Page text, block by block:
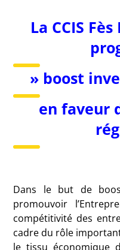
La CCIS
» boost
en faveur
Dans le but de
promouvoir
compétitivité des
cadre du rôle
le tissu économique